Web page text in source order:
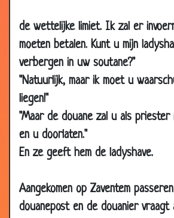
de wettelijke limiet. Ik zal er
moeten betalen. Kunt u mijn
verbergen in uw soutane?"
"Natuurlijk, maar ik moet u
liegen!"
"Maar de douane zal u als priester
en u doorlaten."
En ze geeft hem de ladyshave.
Aangekomen op Zaventem
douanepost en de douanier vraagt
Oct
2009
04 Oct
2009
Helpen duwen
04 Oct
2009
01 Oct
2009
Wat heb je eraan?
2009
25 Sep
Haaien